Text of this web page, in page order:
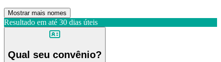
Mostrar mais nomes
Resultado em até 30 dias úteis
Qual seu convênio?